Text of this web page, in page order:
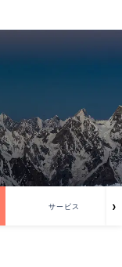
サービス ›